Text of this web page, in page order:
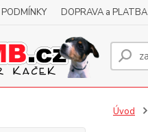
DOPRAVA a PLATBA
Úvod